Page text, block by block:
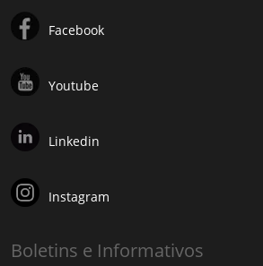
Facebook
Youtube
Linkedin
Instagram
Boletins e Informativos